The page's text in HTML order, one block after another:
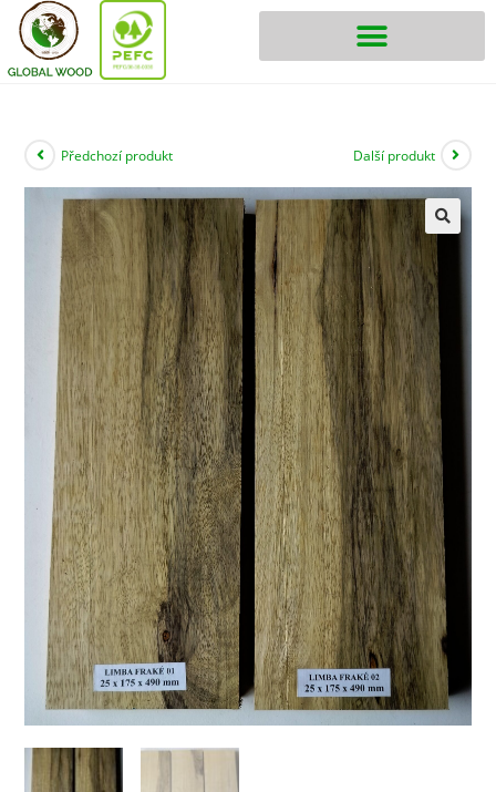
Předchozí produkt Další produkt